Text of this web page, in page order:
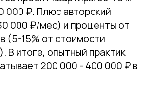
000 ₽. Плюс авторский
000 ₽/мес) и проценты от
(5-15% от стоимости
В итоге, опытный практик
200 000 - 400 000 ₽ в